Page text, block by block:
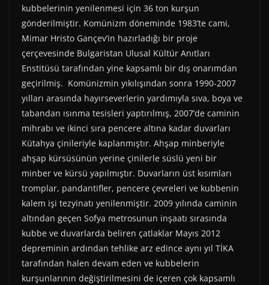
kubbelerinin yenilenmesi için 36 ton kurşun
gönderilmiştir. Komünizm döneminde 1983’te cami,
Mimar Hristo Gançev’in hazırladığı bir proje
çerçevesinde Bulgaristan Ulusal Kültür Anıtları
Enstitüsü tarafından yine kapsamlı bir dış onarımdan
geçirilmiş. Komünizmin yıkılışından sonra 1990-2007
yılları arasında hayırseverlerin yardımıyla sıva, boya ve
tabandan ısınma tesisleri yaptırılmış, 2007’de caminin
mihrabı ve ikinci sıra pencere altına kadar duvarları
Kütahya çinileriyle kaplanmıştır. Ahşap minberiyle
ahşap kürsüsünün yerine çinilerle süslü yeni bir
minber ve kürsü yapılmıştır. Duvarların üst kısımları
tromplar, pandantifler, pencere çevreleri ve kubbenin
kalem işi tezyinatı yenilenmiştir. 2009 yılında caminin
altından geçen Sofya metrosunun inşaatı sırasında
kubbe ve duvarlarda beliren çatlaklar Mayıs 2012
depreminin ardından tehlike arz edince aynı yıl TİKA
tarafından halen devam eden ve kubbelerin
kurşunlarının değiştirilmesini de içeren çok kapsamlı